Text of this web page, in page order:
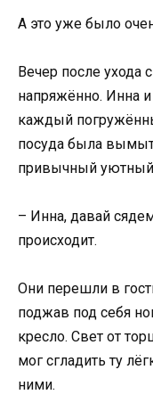
А это уже было
Вечер после ухода
напряжённо. Инна
каждый
посуда была
привычный уютный
– Инна, давай
происходит.
Они перешли в
поджав под себя
кресло. Свет от
мог сгладить ту
ними.